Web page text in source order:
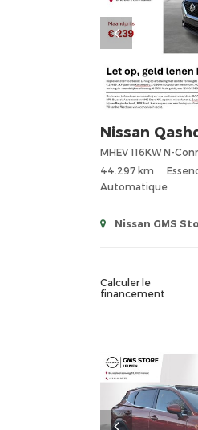
Nissan
44.297 km
Automatique
Nissan GMS
Calculer le
financement